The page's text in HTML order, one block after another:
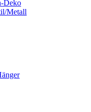
Deko
Metall